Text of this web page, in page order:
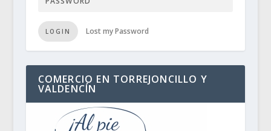
LOGIN Lost my Password
COMERCIO EN TORREJONCILLO Y
VALDENCÍN